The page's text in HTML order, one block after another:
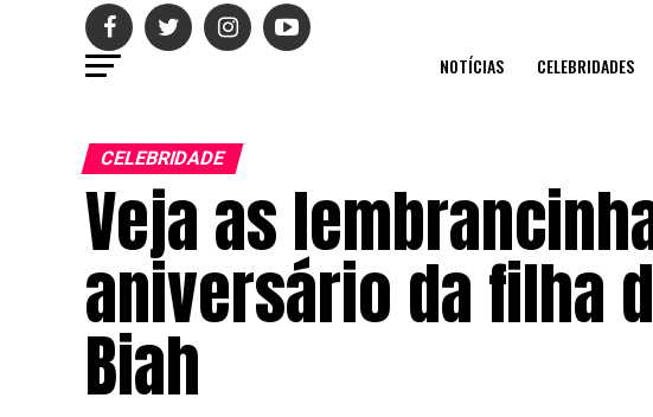
NOTÍCIAS CELEBRIDADES
CELEBRIDADE
Veja as
aniversário da filha
Biah